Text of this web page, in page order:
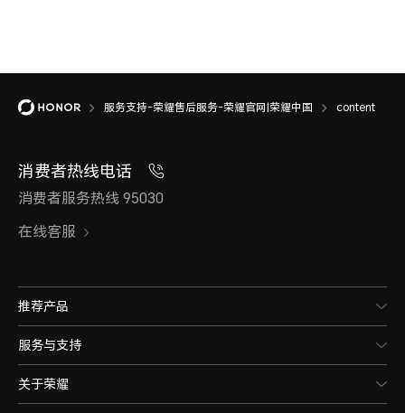
服务支持-荣耀售后服务-荣耀官网|荣耀中国 content
消费者热线电话
消费者服务热线 95030
在线客服
推荐产品
服务与支持
关于荣耀